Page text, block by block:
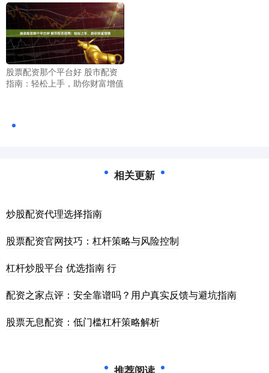
股票配资那个平台好 股市配资
指南：轻松上手，助你财富增值
相关更新
炒股配资代理选择指南
股票配资官网技巧：杠杆策略与风险控制
杠杆炒股平台 优选指南 行
配资之家点评：安全靠谱吗？用户真实反馈与避坑指南
股票无息配资：低门槛杠杆策略解析
推荐阅读